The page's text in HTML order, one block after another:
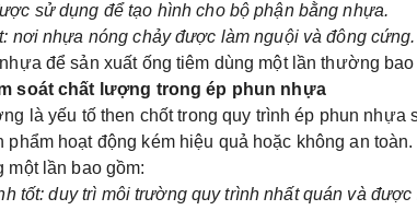
sử dụng để tạo hình cho bộ phận bằng nhựa.
nơi nhựa nóng chảy được làm nguội và đông cứng.
để sản xuất ống tiêm dùng một lần thường
soát chất lượng trong ép phun nhựa
là yếu tố then chốt trong quy trình ép phun
phẩm hoạt động kém hiệu quả hoặc không an
một lần bao gồm:
tốt: duy trì môi trường quy trình nhất quán và